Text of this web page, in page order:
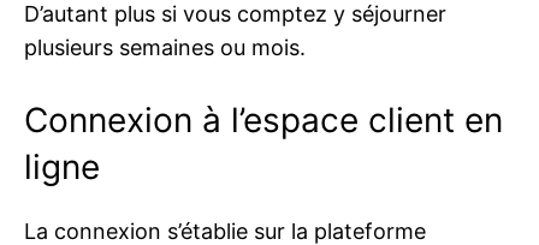
D’autant plus si vous comptez y séjourner
plusieurs semaines ou mois.
Connexion à l’espace client en
ligne
La connexion s’établie sur la plateforme